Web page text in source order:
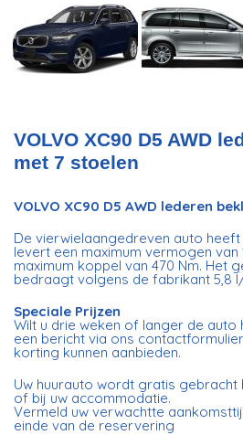
VOLVO XC90 D5 AWD
met 7 stoelen
VOLVO XC90 D5 AWD lederen
De vierwielaangedreven auto
levert een maximum vermogen van
maximum koppel van 470 Nm. Het
bedraagt volgens de fabrikant 5,8 l/
Speciale Prijzen
Wilt u drie weken of langer de auto
een bericht via ons
korting kunnen aanbieden.
Uw huurauto wordt gratis gebracht
of bij uw accommodatie.
Vermeld uw verwachtte
einde van de reservering